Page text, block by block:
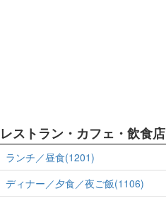
レストラン・カフェ・飲食店
ランチ／昼食(1201)
ディナー／夕食／夜ご飯(1106)